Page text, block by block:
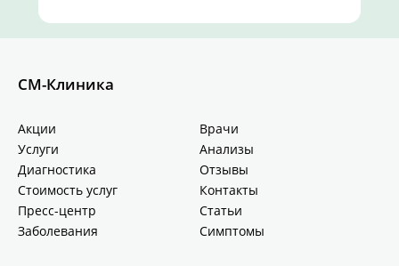
СМ-Клиника
Акции
Врачи
Услуги
Анализы
Диагностика
Отзывы
Стоимость услуг
Контакты
Пресс-центр
Статьи
Заболевания
Симптомы